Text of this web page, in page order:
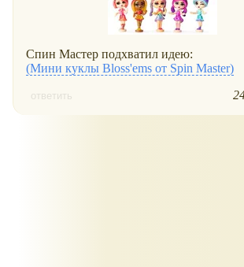
Спин Мастер подхватил идею:
(Мини куклы Bloss'ems от Spin Master)
ответить